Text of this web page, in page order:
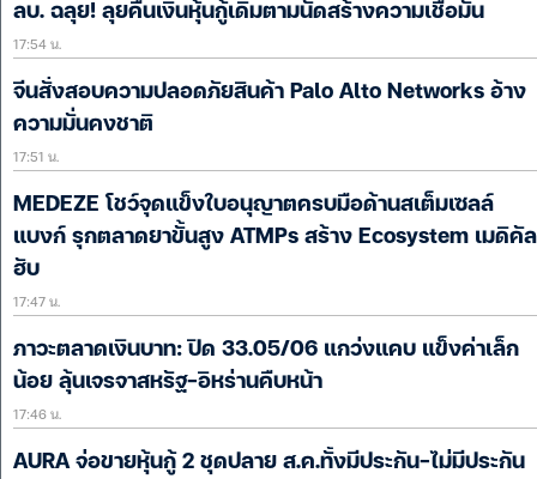
ลบ. ฉลุย! ลุยคืนเงินหุ้นกู้เดิมตามนัดสร้างความเชื่อมั่น
17:54 น.
จีนสั่งสอบความปลอดภัยสินค้า Palo Alto Networks อ้าง
ความมั่นคงชาติ
17:51 น.
MEDEZE โชว์จุดแข็งใบอนุญาตครบมือด้านสเต็มเซลล์
แบงก์ รุกตลาดยาขั้นสูง ATMPs สร้าง Ecosystem เมดิคัล
ฮับ
17:47 น.
ภาวะตลาดเงินบาท: ปิด 33.05/06 แกว่งแคบ แข็งค่าเล็ก
น้อย ลุ้นเจรจาสหรัฐ-อิหร่านคืบหน้า
17:46 น.
AURA จ่อขายหุ้นกู้ 2 ชุดปลาย ส.ค.ทั้งมีประกัน-ไม่มีประกัน